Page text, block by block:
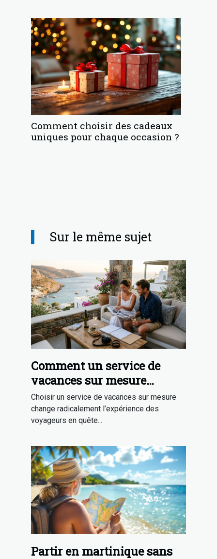
Comment choisir des cadeaux
uniques pour chaque occasion ?
Sur le même sujet
Comment un service de
vacances sur mesure
transforme-t-il votre séjour
?
Choisir un service de vacances sur mesure
change radicalement l’expérience des
voyageurs en quête...
Partir en martinique sans